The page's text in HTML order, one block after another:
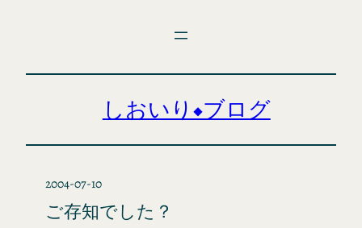
しおいり◆ブログ
2004-07-10
ご存知でした？